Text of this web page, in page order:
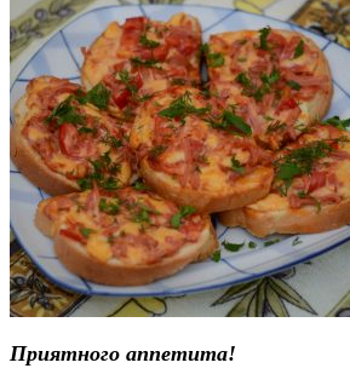
Приятного аппетита!